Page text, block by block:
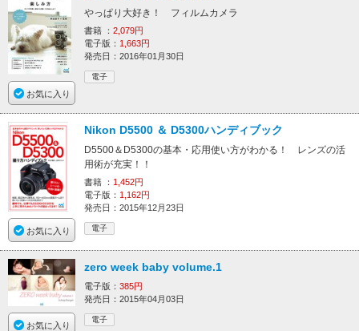
お気に入り
やっぱり大好き！ フィルムカメラ
書籍 ： 2,079円
電子版： 1,663円
発売日：2016年01月30日
電子
お気に入り
Nikon D5500 ＆ D5300ハンディブック
D5500＆D5300の基本・応用使い方がわかる！ レンズの活
用術が充実！！
書籍 ： 1,452円
電子版： 1,162円
発売日：2015年12月23日
電子
お気に入り
zero week baby volume.1
電子版： 385円
発売日：2015年04月03日
電子